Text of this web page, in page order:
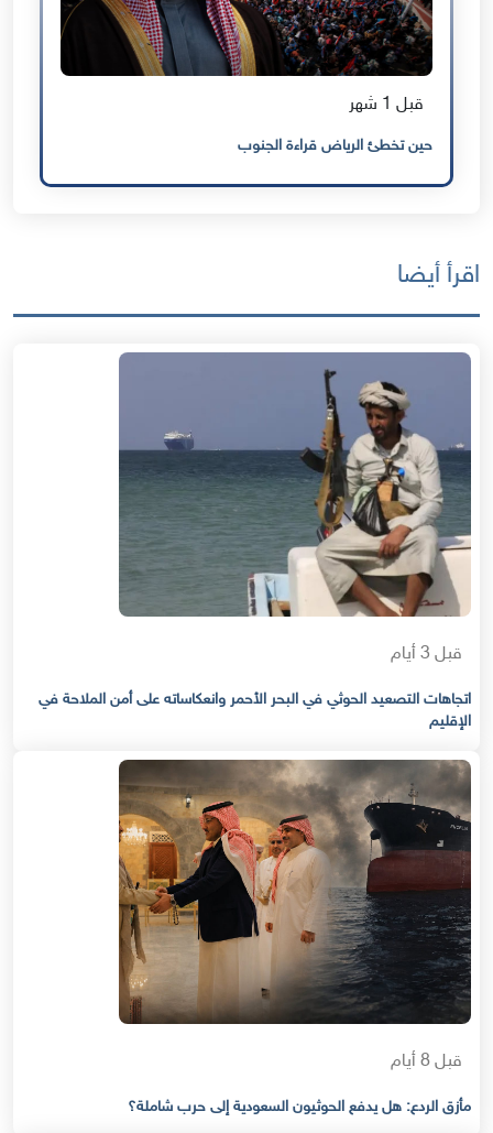
قبل 1 شهر
حين تخطئ الرياض قراءة الجنوب
اقرأ أيضا
قبل 3 أيام
اتجاهات التصعيد الحوثي في البحر الأحمر وانعكاساته على أمن الملاحة في
الإقليم
قبل 8 أيام
مأزق الردع: هل يدفع الحوثيون السعودية إلى حرب شاملة؟